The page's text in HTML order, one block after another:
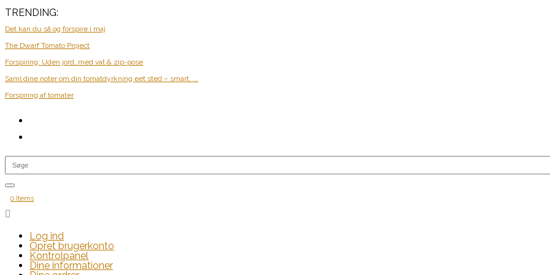
TRENDING:
Det kan du så og forspire i maj
The Dwarf Tomato Project
Forspiring: Uden jord, med vat & zip-pose
Saml dine noter om din tomatdyrkning eet sted – smart, ...
Forspiring af tomater
0 Items

Log ind
Opret brugerkonto
Kontrolpanel
Dine informationer